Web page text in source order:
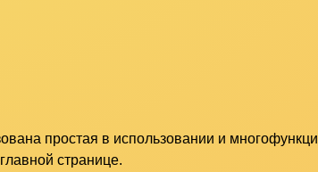
простая в использовании и
странице.